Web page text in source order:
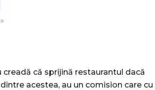
că sprijină restaurantul dacă
acestea, au un comision care cu